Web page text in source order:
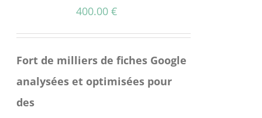
400.00€
Fort de milliers de fiches Google
analysées et optimisées pour
des